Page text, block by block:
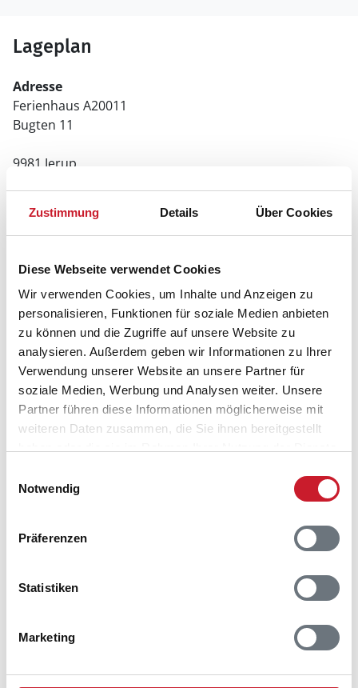
Zustimmung Details Über Cookies
Diese Webseite verwendet Cookies
Wir verwenden Cookies, um Inhalte und Anzeigen zu
personalisieren, Funktionen für soziale Medien anbieten
zu können und die Zugriffe auf unsere Website zu
analysieren. Außerdem geben wir Informationen zu Ihrer
Verwendung unserer Website an unsere Partner für
soziale Medien, Werbung und Analysen weiter. Unsere
Partner führen diese Informationen möglicherweise mit
weiteren Daten zusammen, die Sie ihnen bereitgestellt
Notwendig
Präferenzen
Statistiken
Marketing
Lageplan
Adresse
Ferienhaus A20011
Bugten 11
9981 Jerup
Anreisetag im Belegungskalender anklicken
Bitte beachten Sie, dass sich bei Änderungen des
Hausbeschreibung und/oder der Ausstattung ergeben